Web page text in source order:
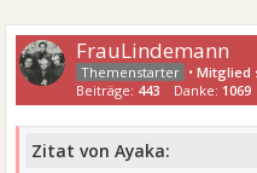
FrauLindemann
•Mitglied
Beiträge: 443 Danke: 1069
Zitat von Ayaka: